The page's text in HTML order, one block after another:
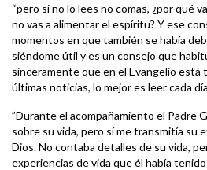
“pero si no lo lees no comas, ¿por qué
no vas a alimentar el espíritu? Y ese
momentos en que también se había
siéndome útil y es un consejo que
sinceramente que en el Evangelio está
últimas noticias, lo mejor es leer cada
”Durante el acompañamiento el Padre
sobre su vida, pero sí me transmitía su
Dios. No contaba detalles de su vida,
experiencias de vida que él había